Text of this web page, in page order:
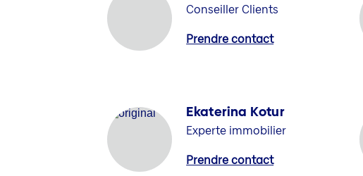
Conseiller Clients
Prendre contact
Ekaterina Kotur
Experte immobilier
Prendre contact